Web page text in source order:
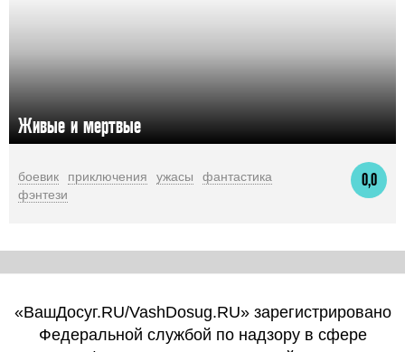
Живые и мертвые
0,0
боевик приключения ужасы
фантастика
фэнтези
«ВашДосуг.RU/VashDosug.RU» зарегистрировано
Федеральной службой по надзору в сфере